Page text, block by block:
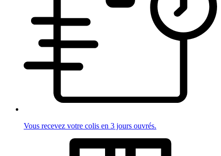
Vous recevez votre colis en 3 jours ouvrés.